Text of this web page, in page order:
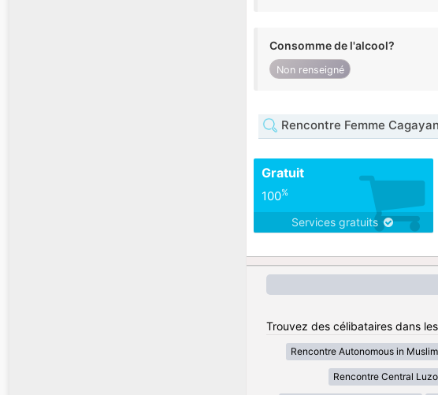
Consomme de l'alcool?
Non renseigné
Rencontre Femme
Gratuit
100%
Services gratuits
Trouvez des célibataires dans
Rencontre Autonomous in
Rencontre Central